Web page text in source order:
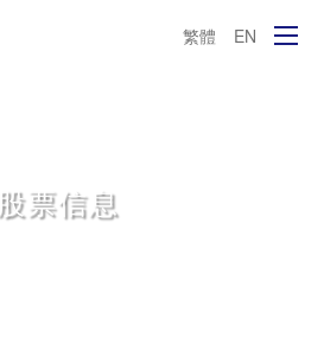
EN
繁體
股票信息